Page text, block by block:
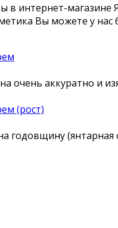
в интернет-
Вы можете у нас
очень аккуратно и
(рост)
годовщину